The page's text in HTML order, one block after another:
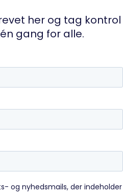
her og tag kontrol
gang for alle.